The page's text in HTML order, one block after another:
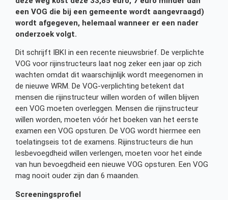
een VOG die bij een gemeente wordt aangevraagd)
wordt afgegeven, helemaal wanneer er een nader
onderzoek volgt.
Dit schrijft IBKI in een recente nieuwsbrief. De verplichte
VOG voor rijinstructeurs laat nog zeker een jaar op zich
wachten omdat dit waarschijnlijk wordt meegenomen in
de nieuwe WRM. De VOG-verplichting betekent dat
mensen die rijinstructeur willen worden of willen blijven
een VOG moeten overleggen. Mensen die rijinstructeur
willen worden, moeten vóór het boeken van het eerste
examen een VOG opsturen. De VOG wordt hiermee een
toelatingseis tot de examens. Rijinstructeurs die hun
lesbevoegdheid willen verlengen, moeten voor het einde
van hun bevoegdheid een nieuwe VOG opsturen. Een VOG
mag nooit ouder zijn dan 6 maanden.
Screeningsprofiel